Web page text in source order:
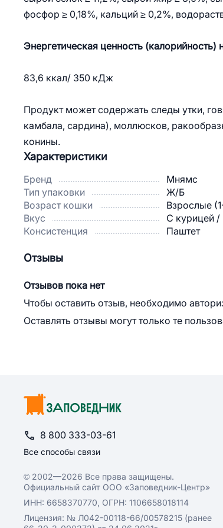
фосфор ≥ 0,18%, кальций ≥ 0,2%,
Энергетическая ценность (калорийность)
83,6 ккал/ 350 кДж
Продукт может содержать следы утки,
камбала, сардина), моллюсков,
конины.
Характеристики
Бренд
Мнямс
Тип упаковки
Ж/Б
Возраст кошки
Взрослые
Вкус
С курицей /
Консистенция
Паштет
Отзывы
Отзывов пока нет
Чтобы оставить отзыв, необходимо
Оставлять отзывы могут только те
8 800 333-03-61
Все способы связи
© 2002—2026 Все права защищены.
Официальный сайт ООО «Заповедник-Центр»
ИНН: 6658370770, ОГРН: 1106658018114
Лицензия: № Л042-00118-66/00578215 (ранее